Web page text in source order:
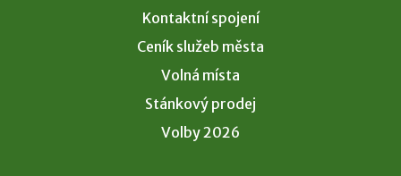
Kontaktní spojení
Ceník služeb města
Volná místa
Stánkový prodej
Volby 2026